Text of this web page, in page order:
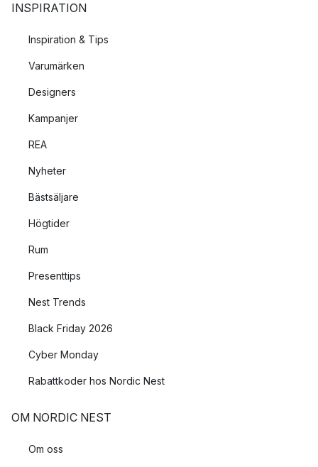
INSPIRATION
Inspiration & Tips
Varumärken
Designers
Kampanjer
REA
Nyheter
Bästsäljare
Högtider
Rum
Presenttips
Nest Trends
Black Friday 2026
Cyber Monday
Rabattkoder hos Nordic Nest
OM NORDIC NEST
Om oss